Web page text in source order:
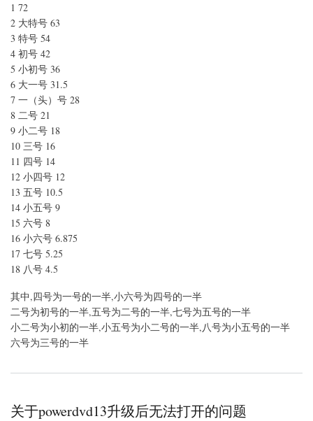
1 72
2 大特号 63
3 特号 54
4 初号 42
5 小初号 36
6 大一号 31.5
7 一（头）号 28
8 二号 21
9 小二号 18
10 三号 16
11 四号 14
12 小四号 12
13 五号 10.5
14 小五号 9
15 六号 8
16 小六号 6.875
17 七号 5.25
18 八号 4.5
其中,四号为一号的一半,小六号为四号的一半
二号为初号的一半,五号为二号的一半,七号为五号的一半
小二号为小初的一半,小五号为小二号的一半,八号为小五号的一半
六号为三号的一半
关于powerdvd13升级后无法打开的问题